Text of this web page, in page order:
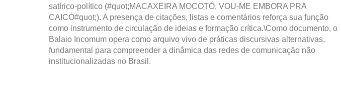
satírico-político (#quot;MACAXEIRA MOCOTÓ, VOU-ME EMBORA PRA
CAICÓ#quot;). A presença de citações, listas e comentários reforça sua função
como instrumento de circulação de ideias e formação crítica.\Como documento, o
Balaio Incomum opera como arquivo vivo de práticas discursivas alternativas,
fundamental para compreender a dinâmica das redes de comunicação não
institucionalizadas no Brasil.